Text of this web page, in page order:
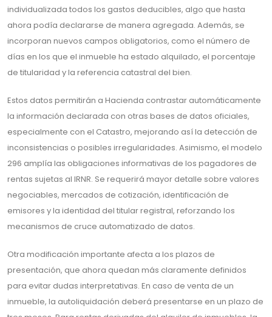
individualizada todos los gastos deducibles, algo que hasta
ahora podía declararse de manera agregada. Además, se
incorporan nuevos campos obligatorios, como el número de
días en los que el inmueble ha estado alquilado, el porcentaje
de titularidad y la referencia catastral del bien.
Estos datos permitirán a Hacienda contrastar automáticamente
la información declarada con otras bases de datos oficiales,
especialmente con el Catastro, mejorando así la detección de
inconsistencias o posibles irregularidades. Asimismo, el modelo
296 amplía las obligaciones informativas de los pagadores de
rentas sujetas al IRNR. Se requerirá mayor detalle sobre valores
negociables, mercados de cotización, identificación de
emisores y la identidad del titular registral, reforzando los
mecanismos de cruce automatizado de datos.
Otra modificación importante afecta a los plazos de
presentación, que ahora quedan más claramente definidos
para evitar dudas interpretativas. En caso de venta de un
inmueble, la autoliquidación deberá presentarse en un plazo de